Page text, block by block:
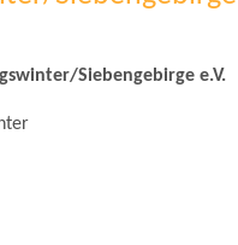
Siebengebirge e.V.